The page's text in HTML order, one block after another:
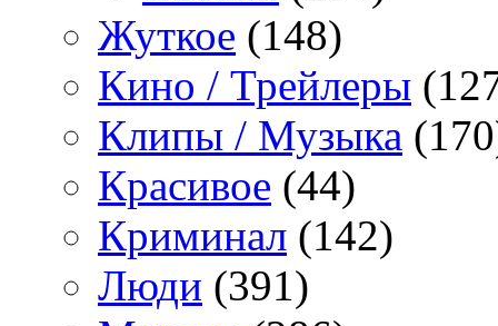
Жуткое (148)
Кино / Трейлеры
Клипы / Музыка
Красивое (44)
Криминал (142)
Люди (391)